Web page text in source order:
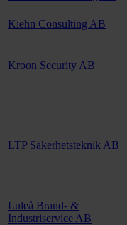
Kiehn Consulting AB
Kroon Security AB
LTP Säkerhetsteknik AB
Luleå Brand- &
Industriservice AB